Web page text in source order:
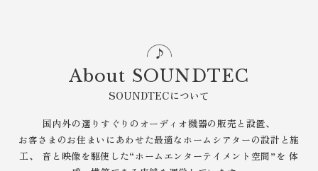
About SOUNDTEC
SOUNDTECについて
国内外の選りすぐりのオーディオ機器の販売と設置、
お客さまのお住まいにあわせた最適なホームシアターの設計と施
工、
音と映像を駆使した“ホームエンターテイメント空間”を 体